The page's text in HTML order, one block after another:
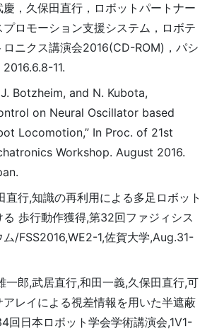
，久保田直行，ロボットパートナー
プロモーション支援システム，ロボテ
ロニクス講演会2016(CD-ROM)，パシ
11.
Botzheim, and N. Kubota,
on Neural Oscillator based
Locomotion,” In Proc. of 21st
Workshop. August 2016.
直行,知識の再利用による多足ロボット
歩行動作獲得,第32回ファジィシス
/FSS2016,WE2-1,佐賀大学,Aug.31-
一郎,武居直行,和田一義,久保田直行,可
レイによる視差情報を用いた半遮蔽
回日本ロボット学会学術講演会,1V1-